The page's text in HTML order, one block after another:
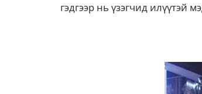
гэдгээр нь үзэгчид илүүтэй